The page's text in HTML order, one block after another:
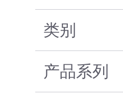
类别
产品系列